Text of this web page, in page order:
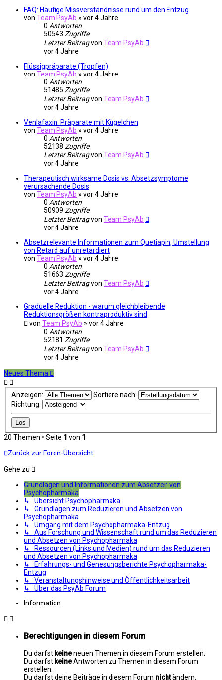
FAQ: Häufige Missverständnisse rund um den Entzug
von Team PsyAb » vor 4 Jahre
0 Antworten
50543 Zugriffe
Letzter Beitragvon Team PsyAb
vor 4 Jahre
Flüssigpräparate (Tropfen)
von Team PsyAb » vor 4 Jahre
0 Antworten
51485 Zugriffe
Letzter Beitragvon Team PsyAb
vor 4 Jahre
Venlafaxin: Präparate mit Kügelchen
von Team PsyAb » vor 4 Jahre
0 Antworten
52138 Zugriffe
Letzter Beitragvon Team PsyAb
vor 4 Jahre
Therapeutisch wirksame Dosis vs. Absetzsymptome
verursachende Dosis
von Team PsyAb » vor 4 Jahre
0 Antworten
50909 Zugriffe
Letzter Beitragvon Team PsyAb
vor 4 Jahre
Absetzrelevante Informationen zum Quetiapin, Umstellung
von Retard auf unretardiert
von Team PsyAb » vor 4 Jahre
0 Antworten
51663 Zugriffe
Letzter Beitragvon Team PsyAb
vor 4 Jahre
Graduelle Reduktion - warum gleichbleibende
Reduktionsgrößen kontraproduktiv sind
von Team PsyAb » vor 4 Jahre
0 Antworten
52181 Zugriffe
Letzter Beitragvon Team PsyAb
vor 4 Jahre
Neues Thema
Anzeigen:
Sortiere nach:
Richtung:
20 Themen • Seite 1 von 1
Zurück zur Foren-Übersicht
Gehe zu
Grundlagen und Informationen zum Absetzen von
Psychopharmaka
↳ Übersicht Psychopharmaka
↳ Grundlagen zum Reduzieren und Absetzen von
Psychopharmaka
↳ Umgang mit dem Psychopharmaka-Entzug
↳ Aus Forschung und Wissenschaft rund um das Reduzieren
und Absetzen von Psychopharmaka
↳ Ressourcen (Links und Medien) rund um das Reduzieren
und Absetzen von Psychopharmaka
↳ Erfahrungs- und Genesungsberichte Psychopharmaka-
Entzug
↳ Veranstaltungshinweise und Öffentlichkeitsarbeit
↳ Über das PsyAb Forum
Information
Berechtigungen in diesem Forum
Du darfst keineneuen Themen in diesem Forum erstellen.
Du darfst keineAntworten zu Themen in diesem Forum
erstellen.
Du darfst deine Beiträge in diesem Forum nichtändern.